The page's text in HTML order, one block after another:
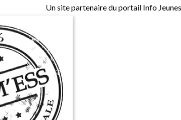
Un site partenaire du portail Info